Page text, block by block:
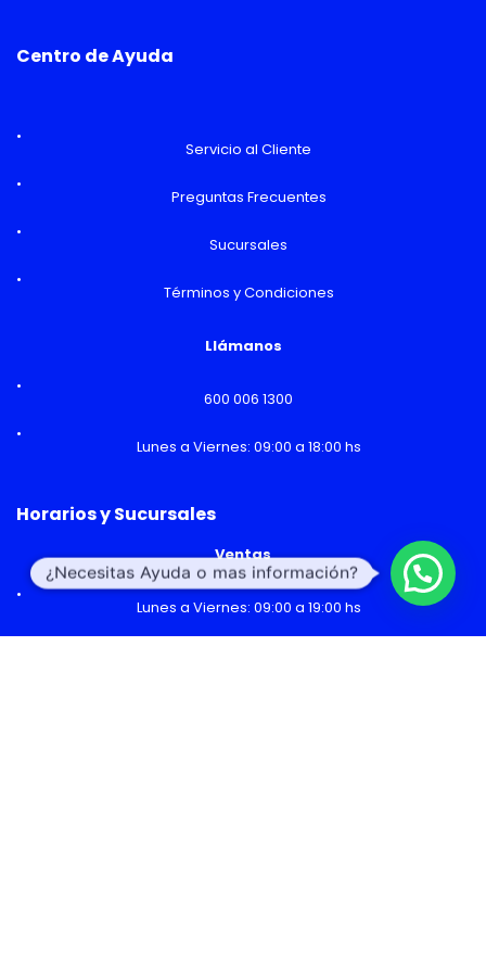
Centro de Ayuda
Servicio al Cliente
Preguntas Frecuentes
Sucursales
Términos y Condiciones
Llámanos
600 006 1300
Lunes a Viernes: 09:00 a 18:00 hs
Horarios y Sucursales
Ventas
Lunes a Viernes: 09:00 a 19:00 hs
¿Necesitas Ayuda o mas información?